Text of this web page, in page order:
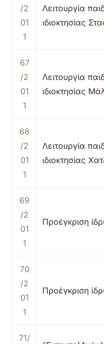
/2
01
1
Λειτουργία
ιδιοκτησίας
67
/2
01
1
Λειτουργία
ιδιοκτησίας
68
/2
01
1
Λειτουργία
ιδιοκτησίας
69
/2
01
1
Προέγκριση
70
/2
01
1
Προέγκριση
71/